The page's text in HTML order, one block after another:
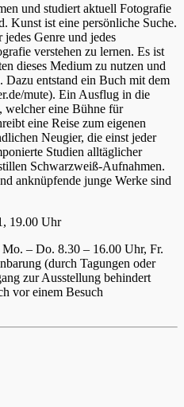
und studiert aktuell Fotografie
Kunst ist eine persönliche Suche.
Genre und jedes
verstehen zu lernen. Es ist
dieses Medium zu nutzen und
Dazu entstand ein Buch mit dem
mute). Ein Ausflug in die
welcher eine Bühne für
eine Reise zum eigenen
Neugier, die einst jeder
Studien alltäglicher
Schwarzweiß-Aufnahmen.
anknüpfende junge Werke sind
19.00 Uhr
– Do. 8.30 – 16.00 Uhr, Fr.
(durch Tagungen oder
zur Ausstellung behindert
vor einem Besuch